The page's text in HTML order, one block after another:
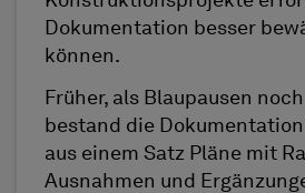
Dokumentation besser
können.
Früher, als Blaupausen
bestand die
aus einem Satz Pläne mit
Ausnahmen und